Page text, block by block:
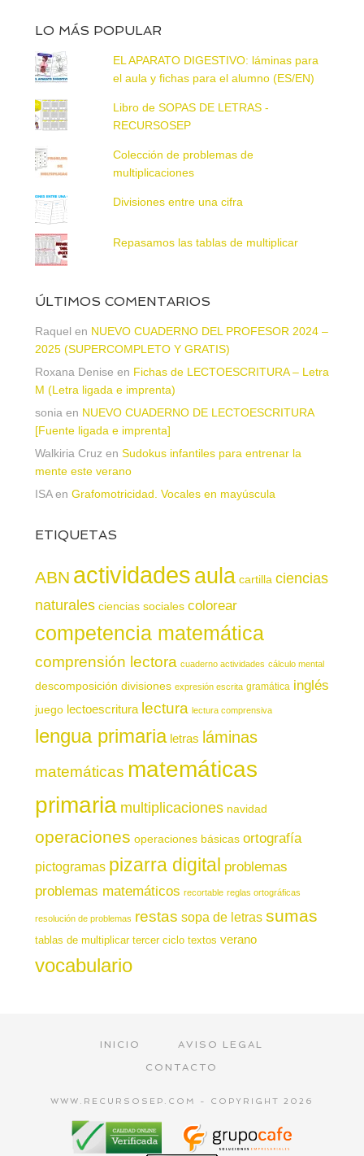
LO MÁS POPULAR
EL APARATO DIGESTIVO: láminas para
el aula y fichas para el alumno (ES/EN)
Libro de SOPAS DE LETRAS -
RECURSOSEP
Colección de problemas de
multiplicaciones
Divisiones entre una cifra
Repasamos las tablas de multiplicar
ÚLTIMOS COMENTARIOS
Raquel en NUEVO CUADERNO DEL PROFESOR 2024 –
2025 (SUPERCOMPLETO Y GRATIS)
Roxana Denise en Fichas de LECTOESCRITURA – Letra
M (Letra ligada e imprenta)
sonia en NUEVO CUADERNO DE LECTOESCRITURA
[Fuente ligada e imprenta]
Walkiria Cruz en Sudokus infantiles para entrenar la
mente este verano
ISAen Grafomotricidad. Vocales en mayúscula
ETIQUETAS
ABN actividadesaula cartilla ciencias
naturales ciencias sociales colorear
competencia matemática
comprensión lectora cuaderno actividades cálculo mental
descomposición divisiones expresión escrita gramática inglés
juego lectoescritura lectura lectura comprensiva
lengua primaria letras láminas
matemáticas matemáticas
primaria multiplicaciones navidad
operaciones operaciones básicas ortografía
pictogramas pizarra digital problemas
problemas matemáticos recortable reglas ortográficas
resolución de problemas restas sopa de letras sumas
tablas de multiplicar tercer ciclo textos verano
vocabulario
INICIO
AVISO LEGAL
CONTACTO
WWW.RECURSOSEP.COM - COPYRIGHT 2026